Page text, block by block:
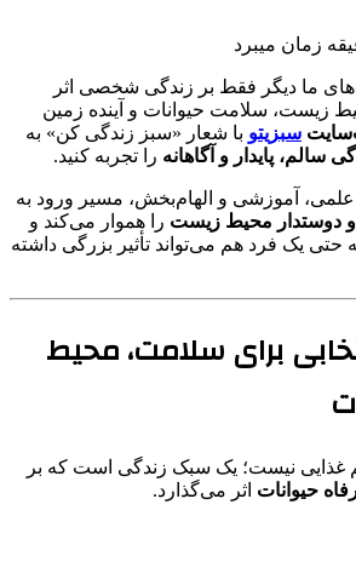
ما دیگر فقط بر زندگی شخصی اثر
زیست، سلامت حیوانات و آینده زمین
سبزیتو با شعار «سبز زندگی کن» به
سالم، پایدار و آگاهانه را تجربه کنید.
علمی، آموزشی و الهام‌بخش، مسیر ورود به
دوستدار محیط زیست را هموار می‌کند و
یک فرد هم می‌تواند تأثیر بزرگی داشته
برای سلامت، محیط
غذایی نیست؛ یک سبک زندگی است که بر
حیوانات اثر می‌گذارد.